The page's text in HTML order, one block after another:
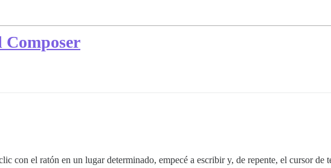
Composer
con el ratón en un lugar determinado, empecé a escribir y, de repente, el cursor de